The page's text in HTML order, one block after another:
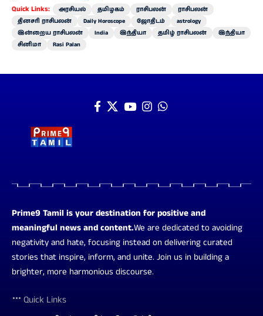
Quick Links: அரசியல் தமிழகம் ராசிபலன்
ராசிபலன்
தினசரி ராசிபலன்
Daily Horoscope ஜோதிடம்
astrology
இன்றைய ராசிபலன்
India இந்தியா தமிழ் ராசிபலன்
இந்தியா
சினிமா
Rasi Palan
Prime9 Tamil is your destination for positive and
meaningful news and content.We are dedicated to avoiding
negativity and hate, focusing instead on delivering curated
stories that inspire, inform, and unite. Join us in building a
brighter, more harmonious discourse.
Quick Links